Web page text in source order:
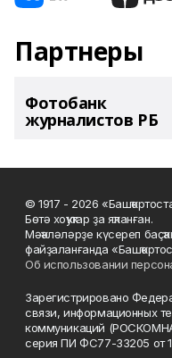
Партнеры
Фотобанк
журналистов РБ
© 1917 - 2026
Бөтә хоҡуҡтар ҙа яҡланған.
Мәҡәләләрҙе күсереп
файҙаланғанда
Об использовании
Зарегистрировано
связи, информационных
коммуникаций
серия ПИ ФС77-33205 от